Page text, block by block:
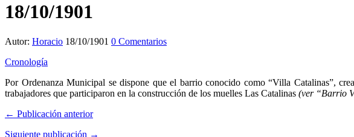
18/10/1901
Autor: Horacio 18/10/1901 0 Comentarios
Cronología
Por Ordenanza Municipal se dispone que el barrio conocido como “Villa Catalinas”,
trabajadores que participaron en la construcción de los muelles Las Catalinas (ver “Barrio
← Publicación anterior
Siguiente publicación →